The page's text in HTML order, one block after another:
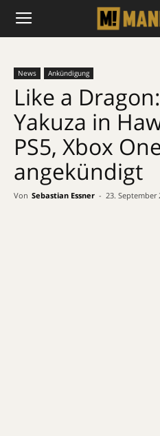
News Ankündigung
Like a
Yakuza in
PS5, Xbox
angekündigt
Von Sebastian Essner - 23. September